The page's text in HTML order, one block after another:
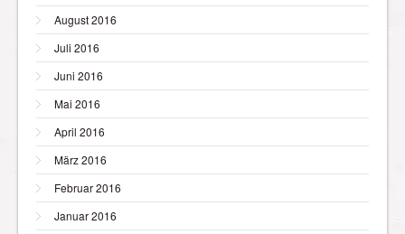
August 2016
Juli 2016
Juni 2016
Mai 2016
April 2016
März 2016
Februar 2016
Januar 2016